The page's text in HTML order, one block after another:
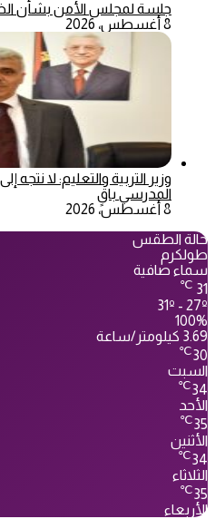
جلسة لمجلس الأمن بشأن
8 أغسطس، 2026
وزير التربية والتعليم: لا نتجه
المدرسي باقٍ
8 أغسطس، 2026
حالة الطقس
طولكرم
سماء صافية
31
℃
31º - 27º
100%
3.69 كيلومتر/ساعة
30
℃
السبت
34
℃
الأحد
35
℃
الأثنين
34
℃
الثلاثاء
35
℃
الأربعاء